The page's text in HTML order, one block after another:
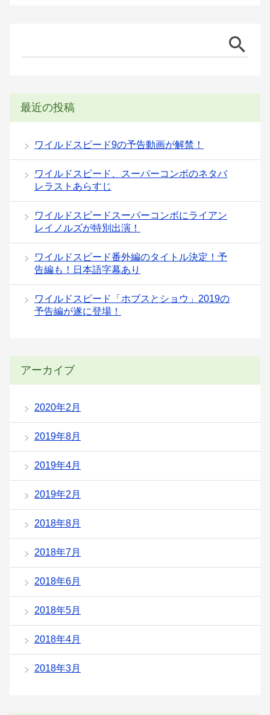
最近の投稿
ワイルドスピード9の予告動画が解禁！
ワイルドスピード、スーパーコンボのネタバ
レラストあらすじ
ワイルドスピードスーパーコンボにライアン
レイノルズが特別出演！
ワイルドスピード番外編のタイトル決定！予
告編も！日本語字幕あり
ワイルドスピード「ホブスとショウ」2019の
予告編が遂に登場！
アーカイブ
2020年2月
2019年8月
2019年4月
2019年2月
2018年8月
2018年7月
2018年6月
2018年5月
2018年4月
2018年3月